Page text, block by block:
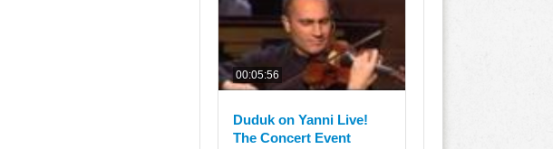
00:05:56
Duduk on Yanni Live!
The Concert Event